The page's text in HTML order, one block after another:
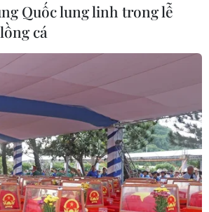
Quốc lung linh trong lễ
cá